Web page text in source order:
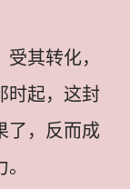
其转化，
时起，这封
了，反而成